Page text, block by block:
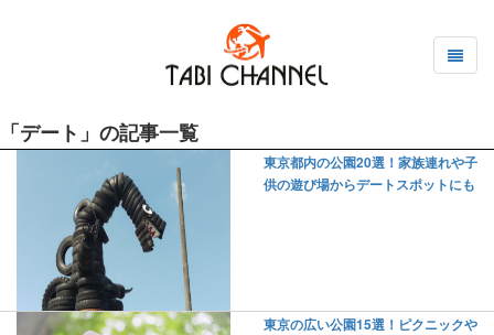
「デート」の記事一覧
東京都内の公園20選！家族連れや子
供の遊び場からデートスポットにも
東京の広い公園15選！ピクニックや